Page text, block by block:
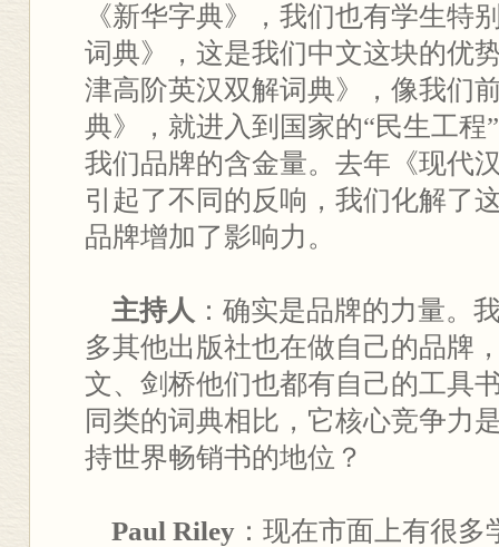
《新华字典》，我们也有学生特
词典》，这是我们中文这块的优
津高阶英汉双解词典》，像我们
典》，就进入到国家的“民生工程
我们品牌的含金量。去年《现代
引起了不同的反响，我们化解了
品牌增加了影响力。
主持人 ：确实是品牌的力量。
多其他出版社也在做自己的品牌
文、剑桥他们也都有自己的工具
同类的词典相比，它核心竞争力
持世界畅销书的地位？
Paul Riley ：现在市面上有很